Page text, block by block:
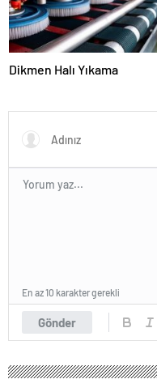
Dikmen Halı Yıkama
Gönder
En az 10 karakter gerekli